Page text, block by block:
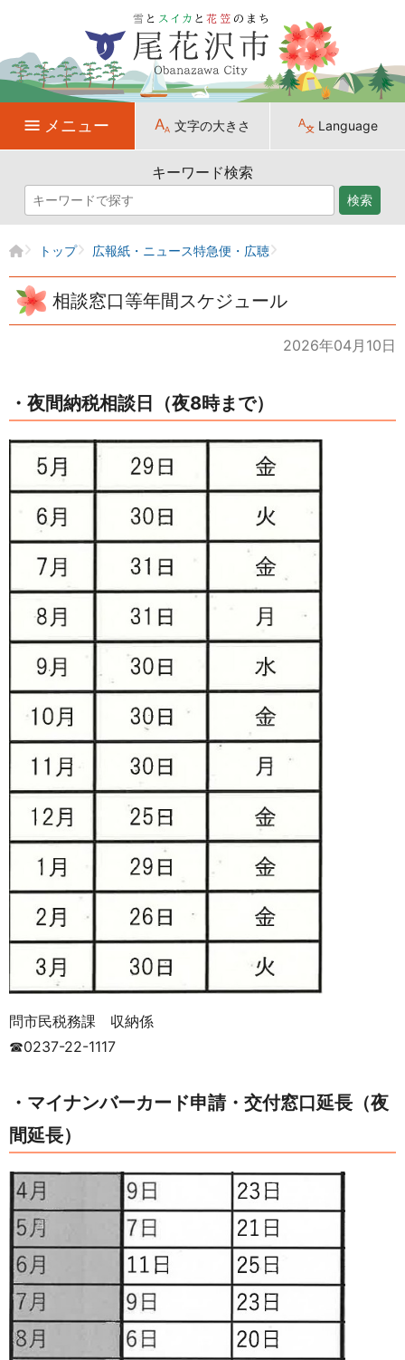
メニュー 文字の大きさ Language
キーワード検索
検索
トップ 広報紙・ニュース特急便・広聴
相談窓口等年間スケジュール
2026年04月10日
・夜間納税相談日（夜8時まで）
問市民税務課 収納係
☎0237-22-1117
・マイナンバーカード申請・交付窓口延長（夜
間延長）